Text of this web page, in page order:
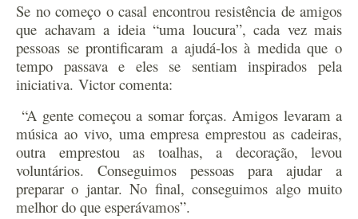
Se no começo o casal encontrou resistência de amigos
que achavam a ideia “uma loucura”, cada vez mais
pessoas se prontificaram a ajudá-los à medida que o
tempo passava e eles se sentiam inspirados pela
iniciativa. Victor comenta:
“A gente começou a somar forças. Amigos levaram a
música ao vivo, uma empresa emprestou as cadeiras,
outra emprestou as toalhas, a decoração, levou
voluntários. Conseguimos pessoas para ajudar a
preparar o jantar. No final, conseguimos algo muito
melhor do que esperávamos”.